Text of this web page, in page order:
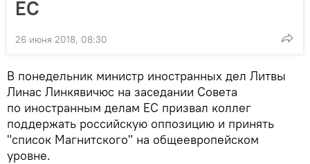
ЕС
26 июня 2018, 08:30
В понедельник министр иностранных дел Литвы
Линас Линкявичюс на заседании Совета
по иностранным делам ЕС призвал коллег
поддержать российскую оппозицию и принять
"список Магнитского" на общеевропейском
уровне.